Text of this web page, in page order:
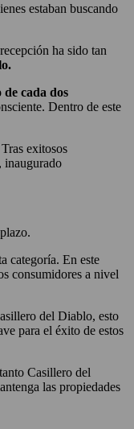
estaban buscando
ha sido tan
de cada dos
Dentro de este
exitosos
inaugurado
categoría. En este
consumidores a nivel
del Diablo, esto
para el éxito de estos
Casillero del
las propiedades